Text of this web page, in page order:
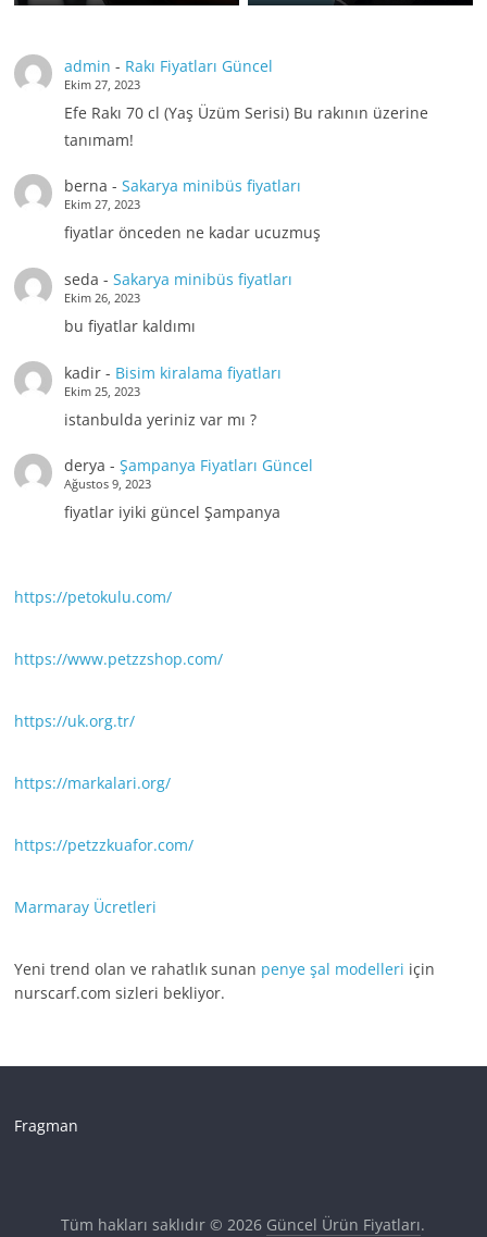
admin - Rakı Fiyatları Güncel
Ekim 27, 2023
Efe Rakı 70 cl (Yaş Üzüm Serisi) Bu rakının üzerine
tanımam!
berna - Sakarya minibüs fiyatları
Ekim 27, 2023
fiyatlar önceden ne kadar ucuzmuş
seda - Sakarya minibüs fiyatları
Ekim 26, 2023
bu fiyatlar kaldımı
kadir- Bisim kiralama fiyatları
Ekim 25, 2023
istanbulda yeriniz var mı ?
derya - Şampanya Fiyatları Güncel
Ağustos 9, 2023
fiyatlar iyiki güncel Şampanya
https://petokulu.com/
https://www.petzzshop.com/
https://uk.org.tr/
https://markalari.org/
https://petzzkuafor.com/
Marmaray Ücretleri
Yeni trend olan ve rahatlık sunan penye şal modelleri için
nurscarf.com sizleri bekliyor.
Fragman
Tüm hakları saklıdır © 2026 Güncel Ürün Fiyatları.